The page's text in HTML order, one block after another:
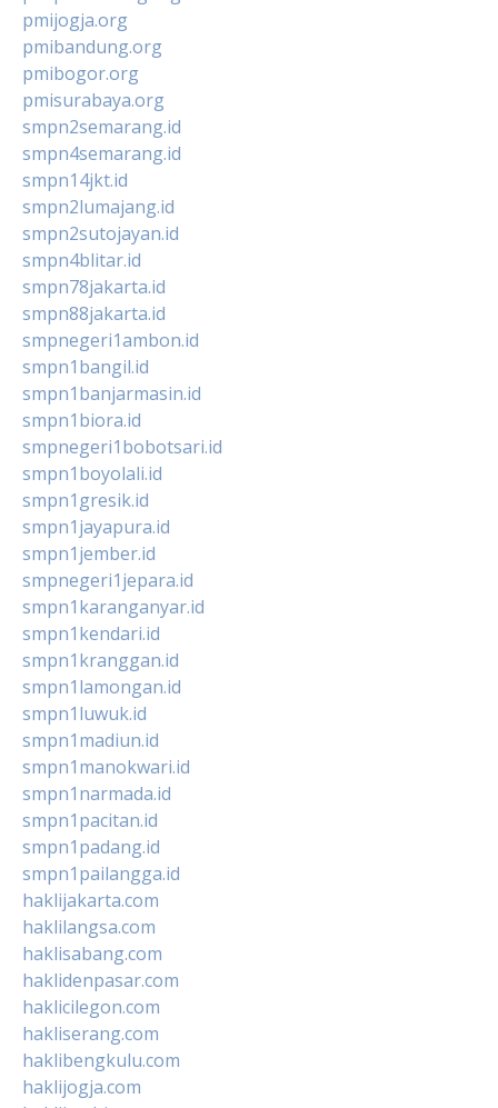
pmijogja.org
pmibandung.org
pmibogor.org
pmisurabaya.org
smpn2semarang.id
smpn4semarang.id
smpn14jkt.id
smpn2lumajang.id
smpn2sutojayan.id
smpn4blitar.id
smpn78jakarta.id
smpn88jakarta.id
smpnegeri1ambon.id
smpn1bangil.id
smpn1banjarmasin.id
smpn1biora.id
smpnegeri1bobotsari.id
smpn1boyolali.id
smpn1gresik.id
smpn1jayapura.id
smpn1jember.id
smpnegeri1jepara.id
smpn1karanganyar.id
smpn1kendari.id
smpn1kranggan.id
smpn1lamongan.id
smpn1luwuk.id
smpn1madiun.id
smpn1manokwari.id
smpn1narmada.id
smpn1pacitan.id
smpn1padang.id
smpn1pailangga.id
haklijakarta.com
haklilangsa.com
haklisabang.com
haklidenpasar.com
haklicilegon.com
hakliserang.com
haklibengkulu.com
haklijogja.com